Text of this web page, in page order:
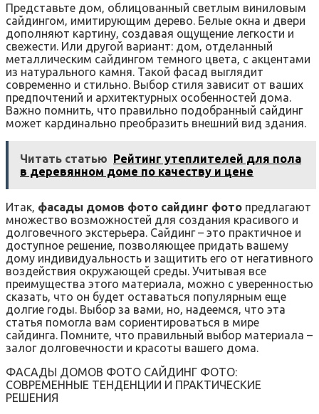
Представьте дом‚ облицованный светлым виниловым
сайдингом‚ имитирующим дерево. Белые окна и двери
дополняют картину‚ создавая ощущение легкости и
свежести. Или другой вариант: дом‚ отделанный
металлическим сайдингом темного цвета‚ с акцентами
из натурального камня. Такой фасад выглядит
современно и стильно. Выбор стиля зависит от ваших
предпочтений и архитектурных особенностей дома.
Важно помнить‚ что правильно подобранный сайдинг
может кардинально преобразить внешний вид здания.
Читать статью Рейтинг утеплителей для пола
в деревянном доме по качеству и цене
Итак‚ фасады домов фото сайдинг фото предлагают
множество возможностей для создания красивого и
долговечного экстерьера. Сайдинг – это практичное и
доступное решение‚ позволяющее придать вашему
дому индивидуальность и защитить его от негативного
воздействия окружающей среды. Учитывая все
преимущества этого материала‚ можно с уверенностью
сказать‚ что он будет оставаться популярным еще
долгие годы. Выбор за вами‚ но‚ надеемся‚ что эта
статья помогла вам сориентироваться в мире
сайдинга. Помните‚ что правильный выбор материала –
залог долговечности и красоты вашего дома.
ФАСАДЫ ДОМОВ ФОТО САЙДИНГ ФОТО:
СОВРЕМЕННЫЕ ТЕНДЕНЦИИ И ПРАКТИЧЕСКИЕ
РЕШЕНИЯ